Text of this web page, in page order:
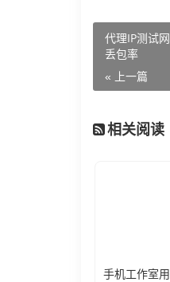
代理IP测试
丢包率
« 上一篇
相关阅读